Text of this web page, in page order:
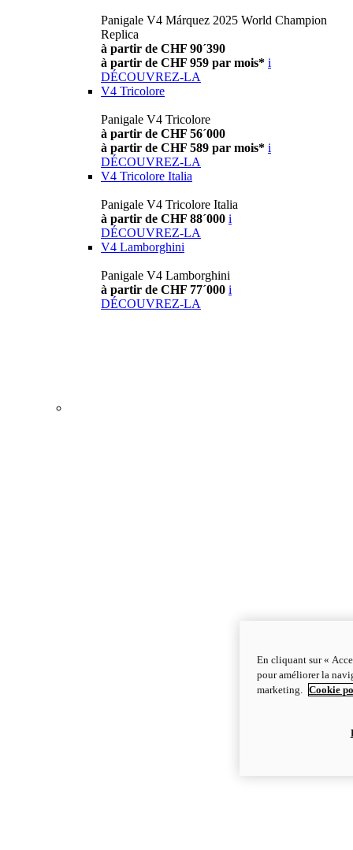
Panigale V4 Márquez 2025 World Champion
Replica
à partir de CHF 90´390
à partir de CHF 959 par mois* i
DÉCOUVREZ-LA
V4 Tricolore
Panigale V4 Tricolore
à partir de CHF 56´000
à partir de CHF 589 par mois* i
DÉCOUVREZ-LA
V4 Tricolore Italia
Panigale V4 Tricolore Italia
à partir de CHF 88´000 i
DÉCOUVREZ-LA
V4 Lamborghini
Panigale V4 Lamborghini
à partir de CHF 77´000 i
DÉCOUVREZ-LA
En cliquant sur «
pour améliorer la
marketing.
Cookie